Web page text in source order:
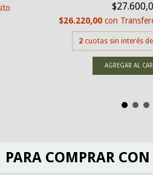
$26.220,00con
2 cuotas sin interés de
PARA COMPRAR CON